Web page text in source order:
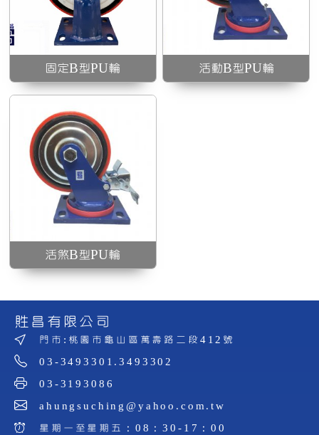
固定B型PU輪 活動B型PU輪
活煞B型PU輪
貹昌有限公司
門市:桃園市龜山區萬壽路二段412號
03-3493301.3493302
03-3193086
ahungsuching@yahoo.com.tw
星期一至星期五：08：30-17：00